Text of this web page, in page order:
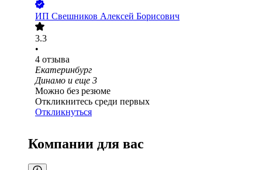
ИП Свешников Алексей Борисович
3.3
•
4 отзыва
Екатеринбург
Динамо и еще 3
Можно без резюме
Откликнитесь среди первых
Откликнуться
Компании для вас